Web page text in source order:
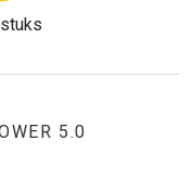
stuks